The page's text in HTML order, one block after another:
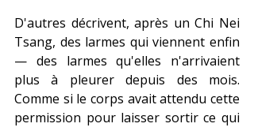
D'autres décrivent, après un Chi Nei
Tsang, des larmes qui viennent enfin
— des larmes qu'elles n'arrivaient
plus à pleurer depuis des mois.
Comme si le corps avait attendu cette
permission pour laisser sortir ce qui